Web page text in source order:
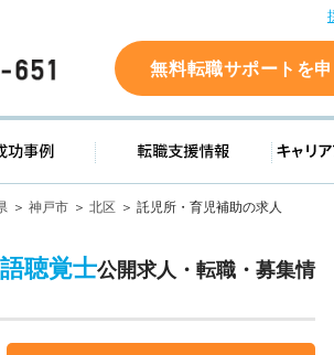
0120-941-651 無料転職サポートを
転職成功事例 転職支援
神戸市 北区 託児所・育児補助の求人
聴覚士公開求人・転職・募集情